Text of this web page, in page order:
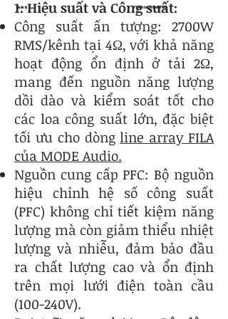
Quản lý
Phần mềm ArmoníaPlus
1. Hiệu suất và Công suất:
Công suất ấn tượng: 2700W
RMS/kênh tại 4Ω, với khả năng
hoạt động ổn định ở tải 2Ω,
mang đến nguồn năng lượng
dồi dào và kiểm soát tốt cho
các loa công suất lớn, đặc biệt
tối ưu cho dòng line array FILA
của MODE Audio.
Nguồn cung cấp PFC: Bộ nguồn
hiệu chỉnh hệ số công suất
(PFC) không chỉ tiết kiệm năng
lượng mà còn giảm thiểu nhiệt
lượng và nhiễu, đảm bảo đầu
ra chất lượng cao và ổn định
trên mọi lưới điện toàn cầu
(100-240V).